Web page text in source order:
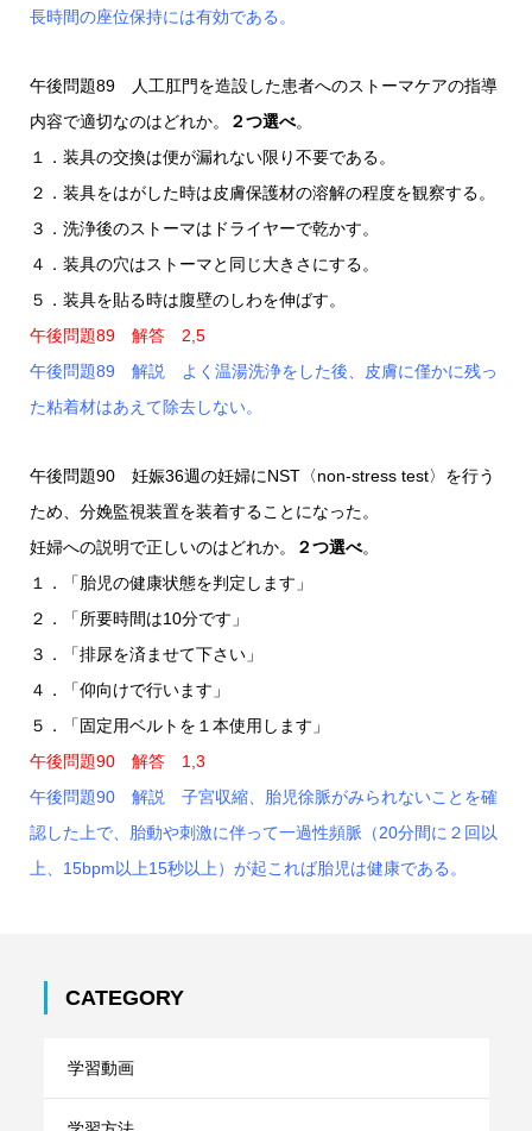
長時間の座位保持には有効である。
午後問題89 人工肛門を造設した患者へのストーマケアの指導
内容で適切なのはどれか。
２つ選べ。
１．装具の交換は便が漏れない限り不要である。
２．装具をはがした時は皮膚保護材の溶解の程度を観察する。
３．洗浄後のストーマはドライヤーで乾かす。
４．装具の穴はストーマと同じ大きさにする。
５．装具を貼る時は腹壁のしわを伸ばす。
午後問題89 解答 2,5
午後問題89 解説 よく温湯洗浄をした後、皮膚に僅かに残っ
た粘着材はあえて除去しない。
午後問題90 妊娠36週の妊婦にNST〈non-stress test〉を行う
ため、分娩監視装置を装着することになった。
妊婦への説明で正しいのはどれか。
２つ選べ。
１．「胎児の健康状態を判定します」
２．「所要時間は10分です」
３．「排尿を済ませて下さい」
４．「仰向けで行います」
５．「固定用ベルトを１本使用します」
午後問題90 解答 1,3
午後問題90 解説 子宮収縮、胎児徐脈がみられないことを確
認した上で、胎動や刺激に伴って一過性頻脈（20分間に２回以
上、15bpm以上15秒以上）が起これば胎児は健康である。
CATEGORY
学習動画